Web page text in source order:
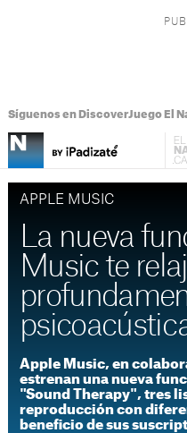
Síguenos en DiscoverJuego El
APPLE MUSIC
La nueva
Music te
Apple Music, en
estrenan una nueva
"Sound Therapy", tres
reproducción con
beneficio de sus